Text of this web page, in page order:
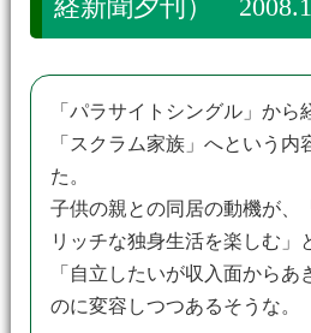
経新聞夕刊）
「パラサイトシングル」から
「スクラム家族」へという内
た。
子供の親との同居の動機が、
リッチな独身生活を楽しむ」
「自立したいが収入面からあ
のに変容しつつあるそうな。